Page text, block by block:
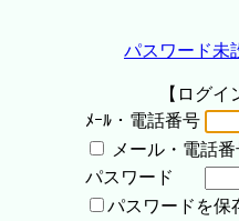
パスワード未
【ログイ
ﾒｰﾙ・電話番号
メール・電話
パスワード
パスワードを保